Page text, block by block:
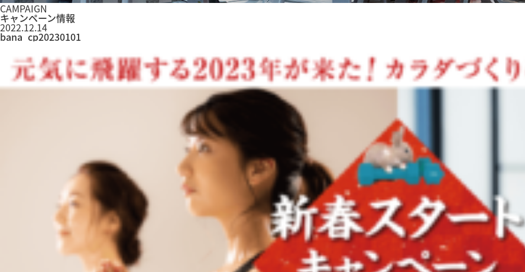
CAMPAIGN
キャンペーン情報
2022.12.14
bana_cp20230101